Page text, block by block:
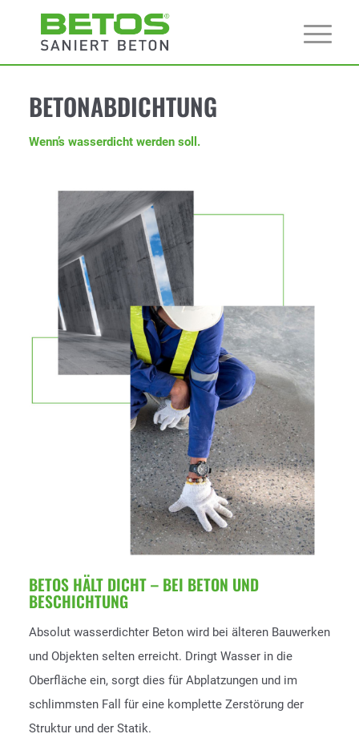
BETONABDICHTUNG
Wenn’s wasserdicht werden soll.
BETOS HÄLT DICHT – BEI BETON UND
BESCHICHTUNG
Absolut wasserdichter Beton wird bei älteren Bauwerken
und Objekten selten erreicht. Dringt Wasser in die
Oberfläche ein, sorgt dies für Abplatzungen und im
schlimmsten Fall für eine komplette Zerstörung der
Struktur und der Statik.